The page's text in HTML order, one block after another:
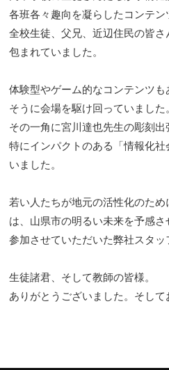
各班各々趣向を凝らしたコンテン
全校生徒、父兄、近辺住民の皆
包まれていました。
体験型やゲーム的なコンテンツ
そうに会場を駆け回っていました
その一角に宮川達也先生の彫刻出
特にインパクトのある「情報化
いました。
若い人たちが地元の活性化のた
は、山県市の明るい未来を予感さ
参加させていただいた弊社スタッ
生徒諸君、そして教師の皆様。
ありがとうございました。そして